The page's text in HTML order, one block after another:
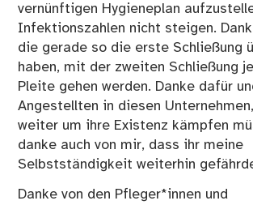
vernünftigen Hygieneplan
Infektionszahlen nicht steigen.
die gerade so die erste Schließung
haben, mit der zweiten Schließung
Pleite gehen werden. Danke dafür
Angestellten in diesen
weiter um ihre Existenz kämpfen
danke auch von mir, dass ihr meine
Selbstständigkeit weiterhin
Danke von den Pfleger*innen und